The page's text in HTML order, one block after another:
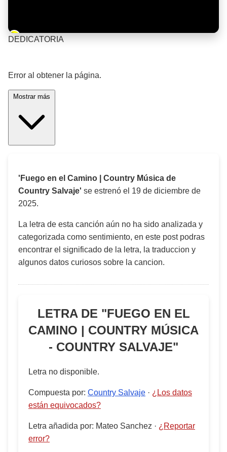
Barra de progreso de la reproducción
DEDICATORIA
Error al obtener la página.
'Fuego en el Camino | Country Música de
Country Salvaje' se estrenó el 19 de diciembre de
2025.
La letra de esta canción aún no ha sido analizada y
categorizada como sentimiento, en este post podras
encontrar el significado de la letra, la traduccion y
algunos datos curiosos sobre la cancion.
LETRA DE "FUEGO EN EL
CAMINO | COUNTRY MÚSICA
- COUNTRY SALVAJE"
Letra no disponible.
Compuesta por: Country Salvaje · ¿Los datos
están equivocados?
Letra añadida por: Mateo Sanchez · ¿Reportar
error?